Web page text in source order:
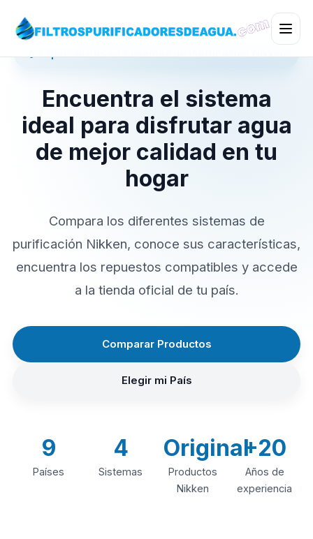
Encuentra el sistema
ideal para disfrutar agua
de mejor calidad en tu
hogar
Compara los diferentes sistemas de
purificación Nikken, conoce sus características,
encuentra los repuestos compatibles y accede
a la tienda oficial de tu país.
Comparar Productos
Elegir mi País
9
Países
4
Sistemas
Original
Productos
Nikken
+20
Años de
experiencia